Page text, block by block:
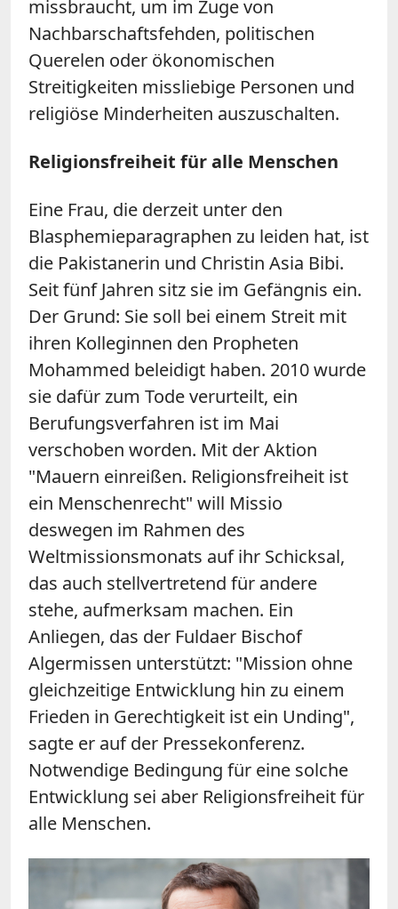
missbraucht, um im Zuge von
Nachbarschaftsfehden, politischen
Querelen oder ökonomischen
Streitigkeiten missliebige Personen und
religiöse Minderheiten auszuschalten.
Religionsfreiheit für alle Menschen
Eine Frau, die derzeit unter den
Blasphemieparagraphen zu leiden hat, ist
die Pakistanerin und Christin Asia Bibi.
Seit fünf Jahren sitz sie im Gefängnis ein.
Der Grund: Sie soll bei einem Streit mit
ihren Kolleginnen den Propheten
Mohammed beleidigt haben. 2010 wurde
sie dafür zum Tode verurteilt, ein
Berufungsverfahren ist im Mai
verschoben worden. Mit der Aktion
"Mauern einreißen. Religionsfreiheit ist
ein Menschenrecht" will Missio
deswegen im Rahmen des
Weltmissionsmonats auf ihr Schicksal,
das auch stellvertretend für andere
stehe, aufmerksam machen. Ein
Anliegen, das der Fuldaer Bischof
Algermissen unterstützt: "Mission ohne
gleichzeitige Entwicklung hin zu einem
Frieden in Gerechtigkeit ist ein Unding",
sagte er auf der Pressekonferenz.
Notwendige Bedingung für eine solche
Entwicklung sei aber Religionsfreiheit für
alle Menschen.